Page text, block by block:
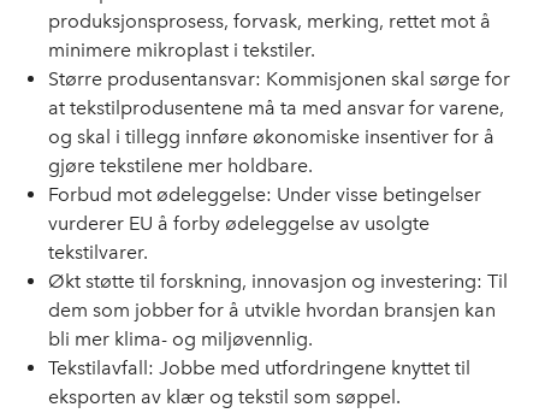
produksjonsprosess, forvask, merking, rettet mot å
minimere mikroplast i tekstiler.
Større produsentansvar: Kommisjonen skal sørge for
at tekstilprodusentene må ta med ansvar for varene,
og skal i tillegg innføre økonomiske insentiver for å
gjøre tekstilene mer holdbare.
Forbud mot ødeleggelse: Under visse betingelser
vurderer EU å forby ødeleggelse av usolgte
tekstilvarer.
Økt støtte til forskning, innovasjon og investering: Til
dem som jobber for å utvikle hvordan bransjen kan
bli mer klima- og miljøvennlig.
Tekstilavfall: Jobbe med utfordringene knyttet til
eksporten av klær og tekstil som søppel.